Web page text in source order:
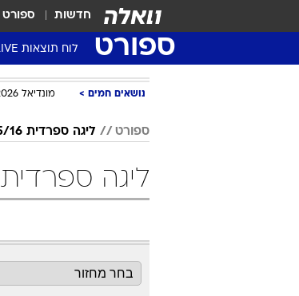
חדשות ספורט
ספורט לוח תוצאות LIVE
נושאים חמים מונדיאל 2026
ספורט ליגה ספרדית 2015/16
ליגה ספרדית 2015/16 מחזור 17 כדורגל